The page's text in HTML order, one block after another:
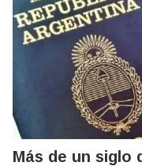
Más de un siglo